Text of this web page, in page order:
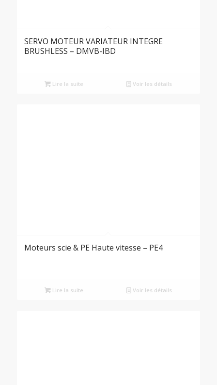
SERVO MOTEUR VARIATEUR INTEGRE
BRUSHLESS – DMVB-IBD
Lire la suite Voir les détails
Moteurs scie & PE Haute vitesse – PE4
Lire la suite Voir les détails